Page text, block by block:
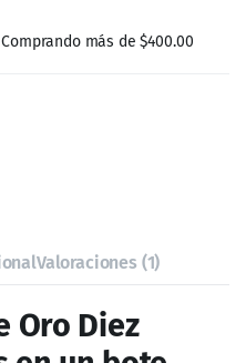
Oro Diez
en un bote
60 cápsulas